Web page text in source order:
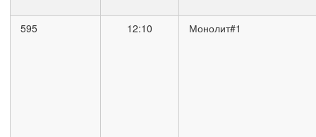
595 12:10 Монолит#1